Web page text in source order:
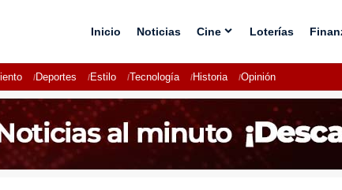
Inicio Noticias Cine Loterías
Deportes Estilo Tecnología Historia Opinión